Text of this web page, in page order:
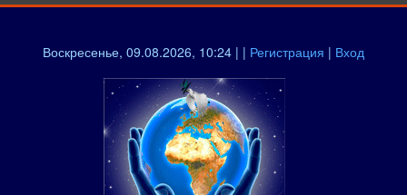
Воскресенье, 09.08.2026, 10:24 | | Регистрация | Вход